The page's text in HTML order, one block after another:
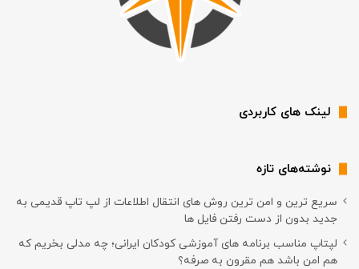
لینک های کاربردی
نوشته‌های تازه
سریع ترین و امن ترین روش های انتقال اطلاعات از لپ تاپ قدیمی به
جدید بدون از دست رفتن فایل ها
لپتاپ مناسب برنامه های آموزشی کودکان ایرانی؛ چه مدلی بخریم که
هم امن باشد هم مقرون به صرفه؟